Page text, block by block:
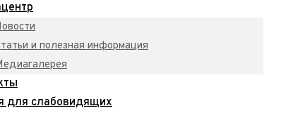
и полезная информация
для слабовидящих